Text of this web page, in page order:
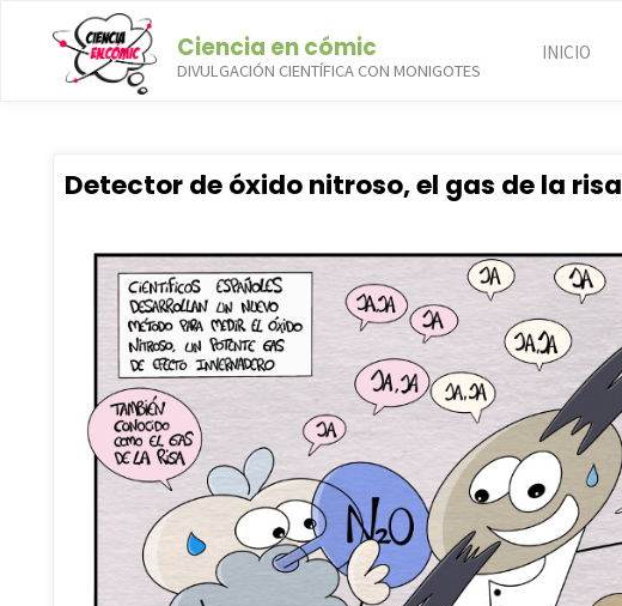
contenido
Ciencia en cómic
DIVULGACIÓN CIENTÍFICA CON MONIGOTES
INICIO
Categoría:
Detector de óxido nitroso, el gas de la risa